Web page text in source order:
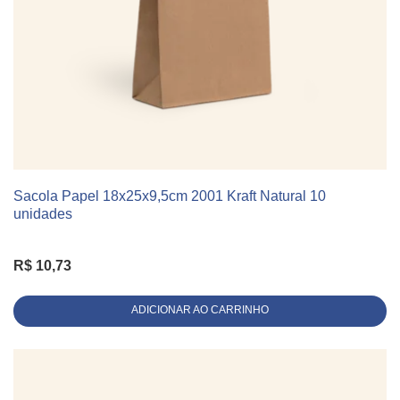
KIT 10 UNIDADES
Sacola Papel 18x25x9,5cm 2001 Kraft Natural 10
unidades
R$ 10,73
ADICIONAR AO CARRINHO